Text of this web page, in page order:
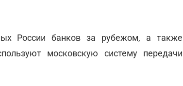
России банков за рубежом, а также
московскую систему передачи